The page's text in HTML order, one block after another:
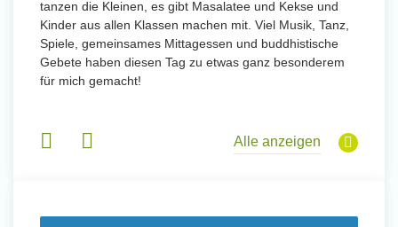
tanzen die Kleinen, es gibt Masalatee und Kekse und
Kinder aus allen Klassen machen mit. Viel Musik, Tanz,
Spiele, gemeinsames Mittagessen und buddhistische
Gebete haben diesen Tag zu etwas ganz besonderem
für mich gemacht!
Alle anzeigen